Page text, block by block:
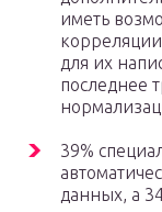
иметь
для их
последнее
39%
данных, а